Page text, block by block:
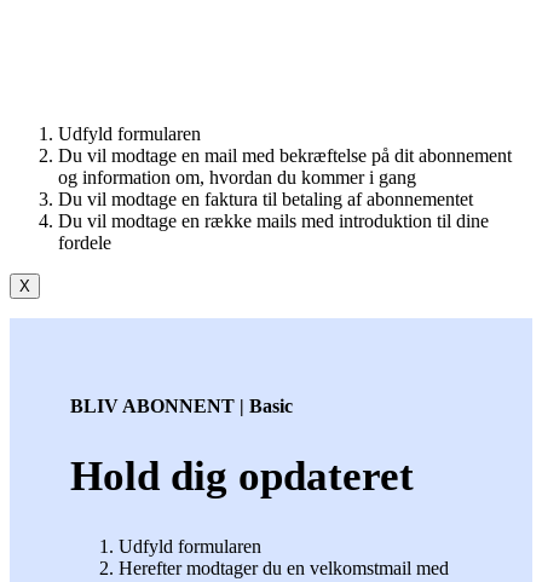
Udfyld formularen
Du vil modtage en mail med bekræftelse på dit abonnement
og information om, hvordan du kommer i gang
Du vil modtage en faktura til betaling af abonnementet
Du vil modtage en række mails med introduktion til dine
fordele
X
BLIV ABONNENT | Basic
Hold dig opdateret
Udfyld formularen
Herefter modtager du en velkomstmail med